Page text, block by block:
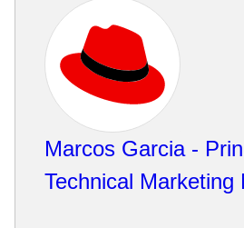
Marcos Garcia -
Technical Marketing